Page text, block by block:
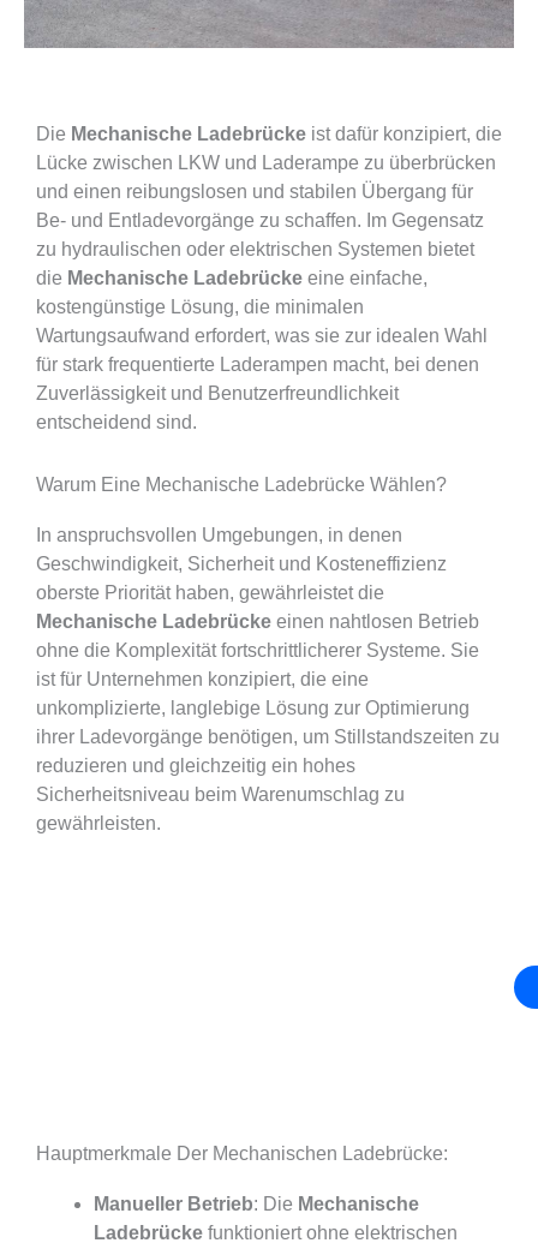
Die Mechanische Ladebrücke ist dafür konzipiert, die
Lücke zwischen LKW und Laderampe zu überbrücken
und einen reibungslosen und stabilen Übergang für
Be- und Entladevorgänge zu schaffen. Im Gegensatz
zu hydraulischen oder elektrischen Systemen bietet
die Mechanische Ladebrücke eine einfache,
kostengünstige Lösung, die minimalen
Wartungsaufwand erfordert, was sie zur idealen Wahl
für stark frequentierte Laderampen macht, bei denen
Zuverlässigkeit und Benutzerfreundlichkeit
entscheidend sind.
Warum Eine Mechanische Ladebrücke Wählen?
In anspruchsvollen Umgebungen, in denen
Geschwindigkeit, Sicherheit und Kosteneffizienz
oberste Priorität haben, gewährleistet die
Mechanische Ladebrücke einen nahtlosen Betrieb
ohne die Komplexität fortschrittlicherer Systeme. Sie
ist für Unternehmen konzipiert, die eine
unkomplizierte, langlebige Lösung zur Optimierung
ihrer Ladevorgänge benötigen, um Stillstandszeiten zu
reduzieren und gleichzeitig ein hohes
Sicherheitsniveau beim Warenumschlag zu
gewährleisten.
Hauptmerkmale Der Mechanischen Ladebrücke:
Manueller Betrieb: Die Mechanische
Ladebrücke funktioniert ohne elektrischen